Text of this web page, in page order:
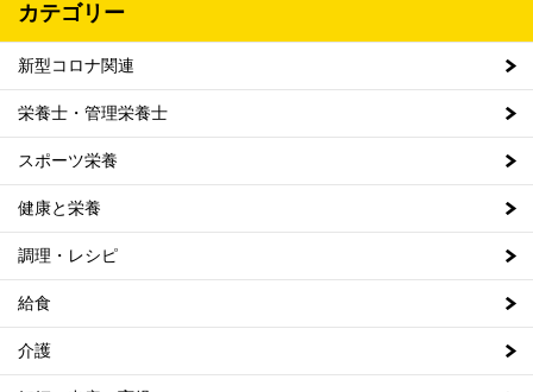
カテゴリー
新型コロナ関連
栄養士・管理栄養士
スポーツ栄養
健康と栄養
調理・レシピ
給食
介護